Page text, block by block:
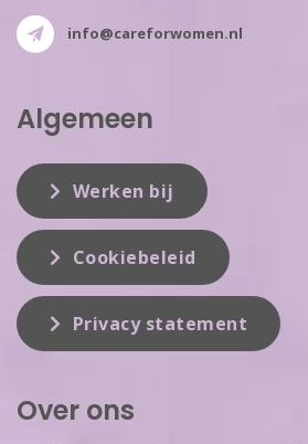
info@careforwomen.nl
Algemeen
Werken bij
Cookiebeleid
Privacy statement
Over ons